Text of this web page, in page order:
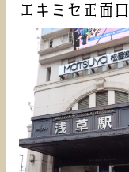
エキミセ正面口